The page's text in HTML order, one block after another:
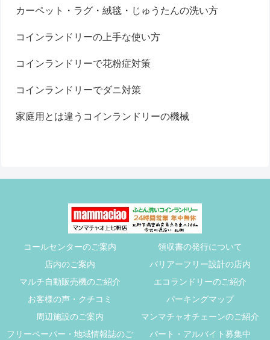
カーペット・ラグ・絨毯・じゅうたんの洗い方
コインランドリーの上手な使い方
コインランドリーで花粉症対策
コインランドリーでダニ対策
家庭用とは違うコインランドリーの機械
コールセンターのご案内
領収書の発行について
店内のご案内
バリアーフリー設計の店内
マルチ自動販売機のご紹介
エコランドリーのご紹介
お客様の声・クチコミ
パーキングマップ
周辺施設のご案内
マンマチャオチェーンのご紹介
フリーペーパー・地域情報誌のご
パート・アルバイト募集中